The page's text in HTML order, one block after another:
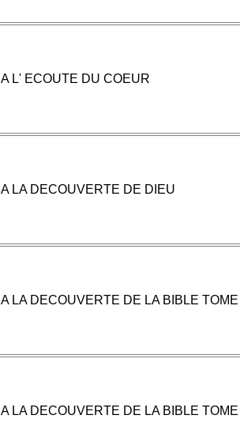
A L' ECOUTE DU COEUR
A LA DECOUVERTE DE DIEU
A LA DECOUVERTE DE LA BIBLE
A LA DECOUVERTE DE LA BIBLE